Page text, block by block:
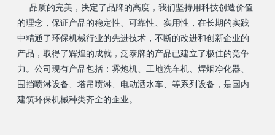
品质的完美，决定了品牌的高度，我们坚持用科技创造价值
的理念，保证产品的稳定性、可靠性、实用性，在长期的实践
中精通了环保机械行业的先进技术，不断的改进和创新企业的
产品，取得了辉煌的成就，泛泰牌的产品已建立了极佳的竞争
力。公司现有产品包括：雾炮机、工地洗车机、焊烟净化器、
围挡喷淋设备、塔吊喷淋、电动洒水车、等系列设备，是国内
建筑环保机械种类齐全的企业。